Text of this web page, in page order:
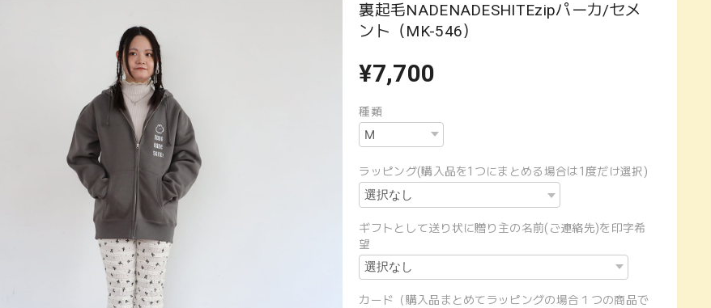
裏起毛NADENADESHITEzipパーカ/セメ
ント（MK-546）
¥7,700
種類
ラッピング(購入品を1つにまとめる場合は1度だけ選択)
ギフトとして送り状に贈り主の名前(ご連絡先)を印字希
望
カード（購入品まとめてラッピングの場合１つの商品で